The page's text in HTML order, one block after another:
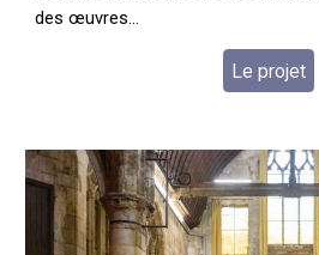
des œuvres...
Le projet